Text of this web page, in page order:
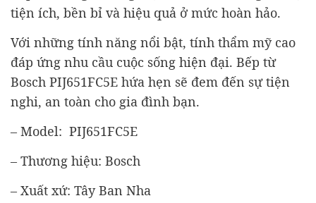
tiện ích, bền bỉ và hiệu quả ở mức hoàn hảo.
Với những tính năng nổi bật, tính thẩm mỹ cao
đáp ứng nhu cầu cuộc sống hiện đại. Bếp từ
Bosch PIJ651FC5E hứa hẹn sẽ đem đến sự tiện
nghi, an toàn cho gia đình bạn.
– Model: PIJ651FC5E
– Thương hiệu: Bosch
– Xuất xứ: Tây Ban Nha